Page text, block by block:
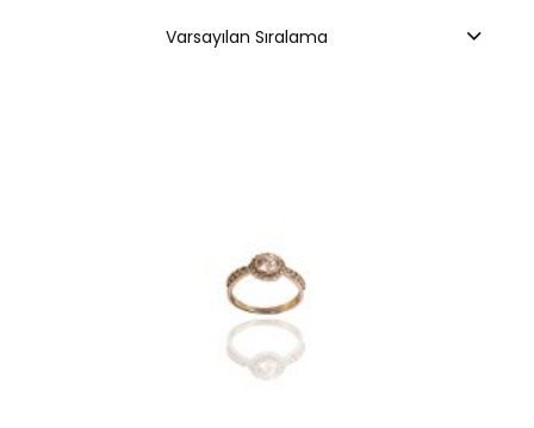
Varsayılan Sıralama